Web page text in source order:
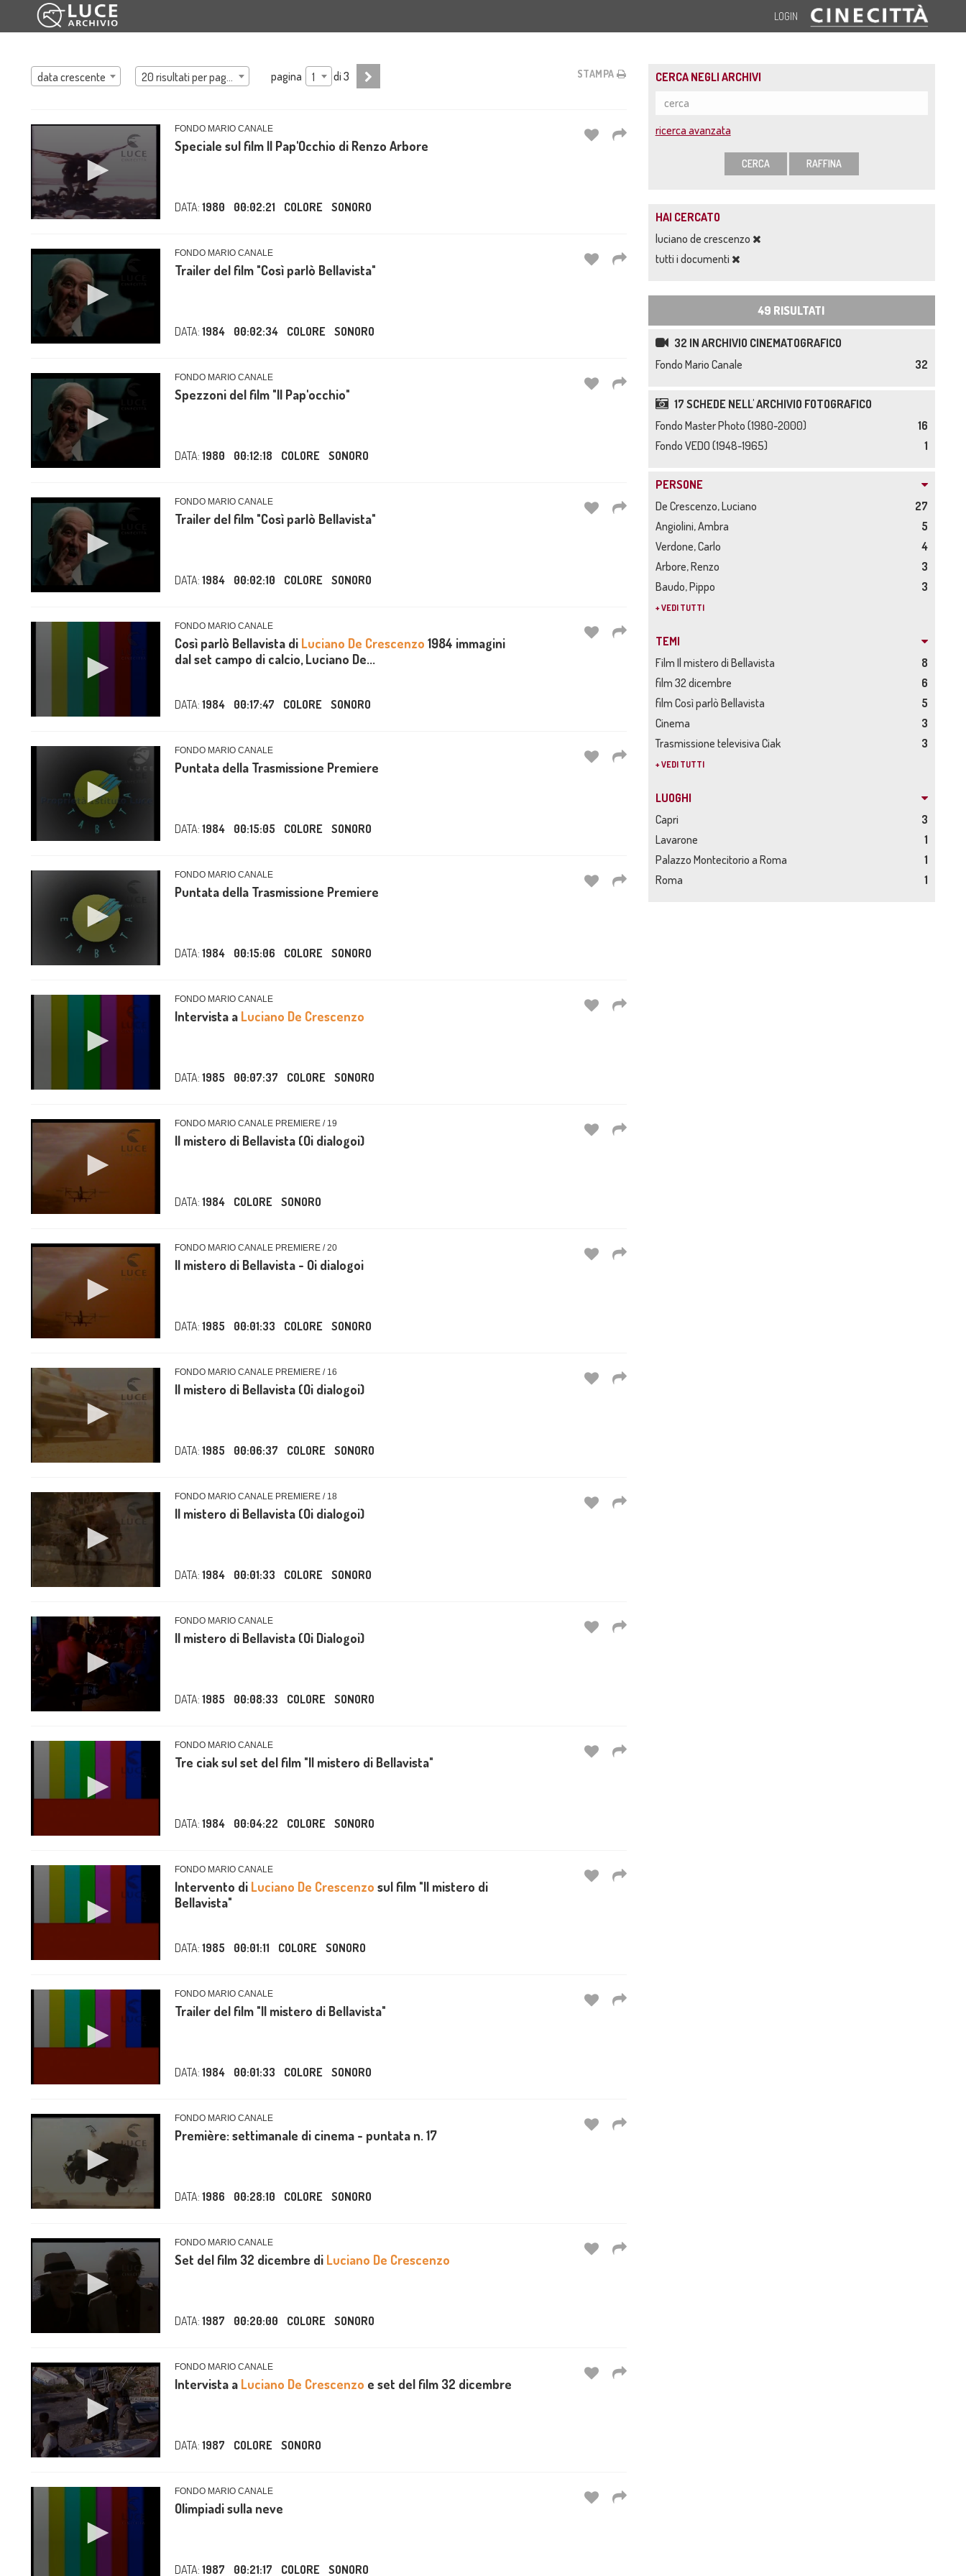
LOGIN
data crescente 20 risultati per pagina pagina 1 di 3 STAMPA
FONDO MARIO CANALE
Speciale sul film Il Pap'Occhio di Renzo Arbore
DATA: 1980 00:02:21 COLORE SONORO
FONDO MARIO CANALE
Trailer del film "Così parlò Bellavista"
DATA: 1984 00:02:34 COLORE SONORO
FONDO MARIO CANALE
Spezzoni del film "Il Pap'occhio"
DATA: 1980 00:12:18 COLORE SONORO
FONDO MARIO CANALE
Trailer del film "Così parlò Bellavista"
DATA: 1984 00:02:10 COLORE SONORO
FONDO MARIO CANALE
Così parlò Bellavista di Luciano De Crescenzo 1984 immagini
dal set campo di calcio, Luciano De...
DATA: 1984 00:17:47 COLORE SONORO
FONDO MARIO CANALE
Puntata della Trasmissione Premiere
DATA: 1984 00:15:05 COLORE SONORO
FONDO MARIO CANALE
Puntata della Trasmissione Premiere
DATA: 1984 00:15:06 COLORE SONORO
FONDO MARIO CANALE
Intervista a Luciano De Crescenzo
DATA: 1985 00:07:37 COLORE SONORO
FONDO MARIO CANALE PREMIERE / 19
Il mistero di Bellavista (Oi dialogoi)
DATA: 1984 COLORE SONORO
FONDO MARIO CANALE PREMIERE / 20
Il mistero di Bellavista - Oi dialogoi
DATA: 1985 00:01:33 COLORE SONORO
FONDO MARIO CANALE PREMIERE / 16
Il mistero di Bellavista (Oi dialogoi)
DATA: 1985 00:06:37 COLORE SONORO
FONDO MARIO CANALE PREMIERE / 18
Il mistero di Bellavista (Oi dialogoi)
DATA: 1984 00:01:33 COLORE SONORO
FONDO MARIO CANALE
Il mistero di Bellavista (Oi Dialogoi)
DATA: 1985 00:08:33 COLORE SONORO
FONDO MARIO CANALE
Tre ciak sul set del film "Il mistero di Bellavista"
DATA: 1984 00:04:22 COLORE SONORO
FONDO MARIO CANALE
Intervento di Luciano De Crescenzo sul film "Il mistero di
Bellavista"
DATA: 1985 00:01:11 COLORE SONORO
FONDO MARIO CANALE
Trailer del film "Il mistero di Bellavista"
DATA: 1984 00:01:33 COLORE SONORO
FONDO MARIO CANALE
Première: settimanale di cinema - puntata n. 17
DATA: 1986 00:28:10 COLORE SONORO
FONDO MARIO CANALE
Set del film 32 dicembre di Luciano De Crescenzo
DATA: 1987 00:20:00 COLORE SONORO
FONDO MARIO CANALE
Intervista a Luciano De Crescenzo e set del film 32 dicembre
DATA: 1987 COLORE SONORO
FONDO MARIO CANALE
Olimpiadi sulla neve
DATA: 1987 00:21:17 COLORE SONORO
CERCA NEGLI ARCHIVI
ricerca avanzata
CERCA RAFFINA
HAI CERCATO
luciano de crescenzo
tutti i documenti
49 RISULTATI
32 IN ARCHIVIO CINEMATOGRAFICO
Fondo Mario Canale
32
17 SCHEDE NELL' ARCHIVIO FOTOGRAFICO
Fondo Master Photo (1980-2000)
16
Fondo VEDO (1948-1965)
1
PERSONE
De Crescenzo, Luciano
27
Angiolini, Ambra
5
Verdone, Carlo
4
Arbore, Renzo
3
Baudo, Pippo
3
+ VEDI TUTTI
TEMI
Film Il mistero di Bellavista
8
film 32 dicembre
6
film Così parlò Bellavista
5
Cinema
3
Trasmissione televisiva Ciak
3
+ VEDI TUTTI
LUOGHI
Capri
3
Lavarone
1
Palazzo Montecitorio a Roma
1
Roma
1